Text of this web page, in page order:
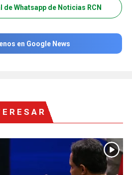
de Whatsapp de Noticias RCN
en Google News